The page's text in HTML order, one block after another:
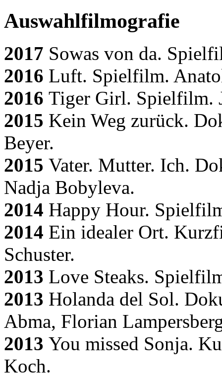
Auswahlfilmografie
2017 Sowas von da.
2016 Luft. Spielfilm.
2016 Tiger Girl. Spielfilm.
2015 Kein Weg zurück.
Beyer.
2015 Vater. Mutter. Ich.
Nadja Bobyleva.
2014 Happy Hour.
2014 Ein idealer Ort.
Schuster.
2013 Love Steaks.
2013 Holanda del Sol.
Abma, Florian
2013 You missed Sonja.
Koch.